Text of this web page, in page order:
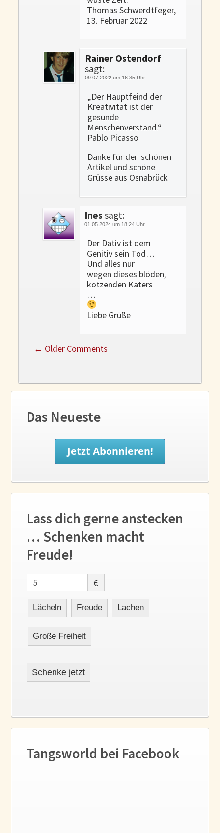
Thomas Schwerdtfeger,
13. Februar 2022
Rainer Ostendorf
sagt:
09.07.2022 um 16:35 Uhr
„Der Hauptfeind der
Kreativität ist der
gesunde
Menschenverstand.“
Pablo Picasso
Danke für den schönen
Artikel und schöne
Grüsse aus Osnabrück
Ines sagt:
01.05.2024 um 18:24 Uhr
Der Dativ ist dem
Genitiv sein Tod…
Und alles nur
wegen dieses blöden,
kotzenden Katers
…
Liebe Grüße
← Older Comments
Das Neueste
Lass dich gerne anstecken
… Schenken macht
Freude!
€
Lächeln Freude Lachen
Große Freiheit
Schenke jetzt
Tangsworld bei Facebook